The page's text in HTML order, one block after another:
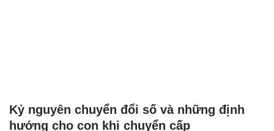
Kỷ nguyên chuyển đổi số và những định
hướng cho con khi chuyển cấp